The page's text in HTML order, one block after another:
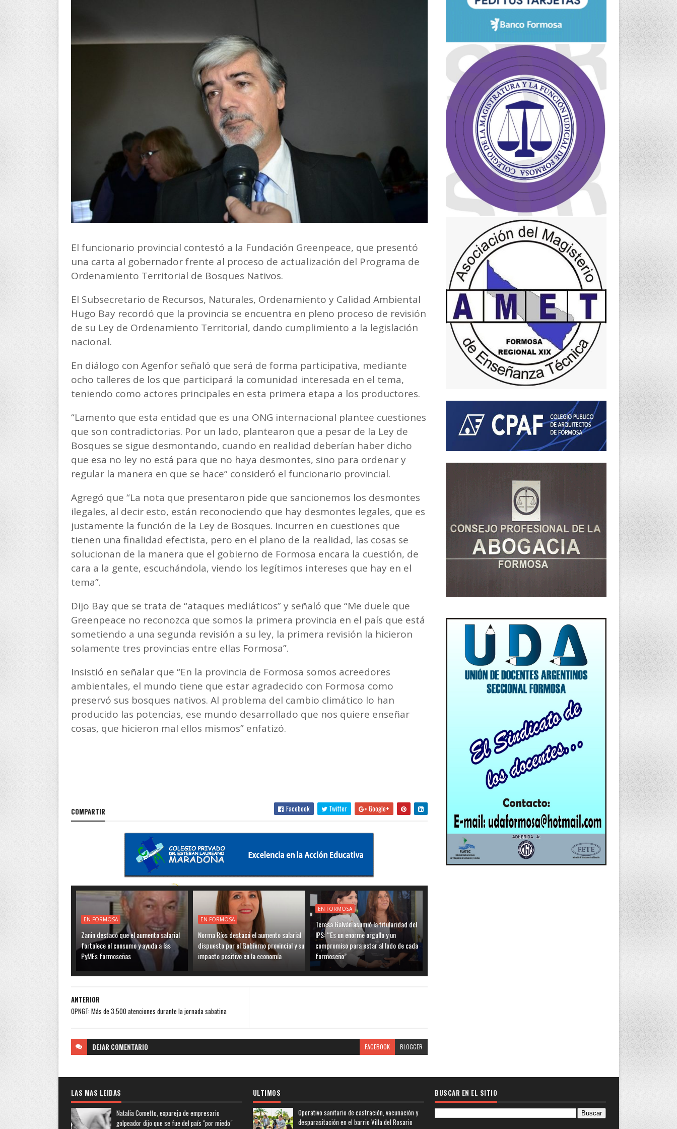
El funcionario provincial contestó a la Fundación Greenpeace, que presentó
una carta al gobernador frente al proceso de actualización del Programa de
Ordenamiento Territorial de Bosques Nativos.
El Subsecretario de Recursos, Naturales, Ordenamiento y Calidad Ambiental
Hugo Bay recordó que la provincia se encuentra en pleno proceso de revisión
de su Ley de Ordenamiento Territorial, dando cumplimiento a la legislación
nacional.
En diálogo con Agenfor señaló que será de forma participativa, mediante
ocho talleres de los que participará la comunidad interesada en el tema,
teniendo como actores principales en esta primera etapa a los productores.
“Lamento que esta entidad que es una ONG internacional plantee cuestiones
que son contradictorias. Por un lado, plantearon que a pesar de la Ley de
Bosques se sigue desmontando, cuando en realidad deberían haber dicho
que esa no ley no está para que no haya desmontes, sino para ordenar y
regular la manera en que se hace” consideró el funcionario provincial.
Agregó que “La nota que presentaron pide que sancionemos los desmontes
ilegales, al decir esto, están reconociendo que hay desmontes legales, que es
justamente la función de la Ley de Bosques. Incurren en cuestiones que
tienen una finalidad efectista, pero en el plano de la realidad, las cosas se
solucionan de la manera que el gobierno de Formosa encara la cuestión, de
cara a la gente, escuchándola, viendo los legítimos intereses que hay en el
tema”.
Dijo Bay que se trata de “ataques mediáticos” y señaló que “Me duele que
Greenpeace no reconozca que somos la primera provincia en el país que está
sometiendo a una segunda revisión a su ley, la primera revisión la hicieron
solamente tres provincias entre ellas Formosa”.
Insistió en señalar que “En la provincia de Formosa somos acreedores
ambientales, el mundo tiene que estar agradecido con Formosa como
preservó sus bosques nativos. Al problema del cambio climático lo han
producido las potencias, ese mundo desarrollado que nos quiere enseñar
cosas, que hicieron mal ellos mismos” enfatizó.
COMPARTIR Facebook Twitter Google+
EN FORMOSA
Zanin destacó que el aumento salarial
fortalece el consumo y ayuda a las
PyMEs formoseñas
EN FORMOSA
Norma Ríos destacó el aumento salarial
dispuesto por el Gobierno provincial y su
impacto positivo en la economía
EN FORMOSA
Teresa Galván asumió la titularidad del
IPS: “Es un enorme orgullo y un
compromiso para estar al lado de cada
formoseño”
ANTERIOR
OPNGT: Más de 3.500 atenciones durante la jornada sabatina
DEJAR COMENTARIO FACEBOOK BLOGGER
LAS MAS LEIDAS
Natalia Cometto, expareja de empresario
golpeador dijo que se fue del país "por miedo"
ULTIMOS
Operativo sanitario de castración, vacunación y
desparasitación en el barrio Villa del Rosario
BUSCAR EN EL SITIO